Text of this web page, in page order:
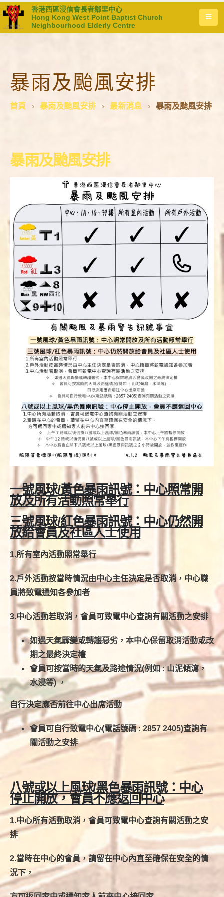
香港西區浸信會長者鄰里中心
Hong Kong West Point Baptist Church
Neighbourhood Elderly Centre
暴雨及颱風安排
首頁 暴雨及颱風安排 最新消息 暴雨及颱風安排
暴雨及颱風安排
一號風球/黃色暴雨訊號：中心照常開
放及所有活動照常舉行
三號風球/紅色暴雨訊號：中心仍然開
放給會員及社區人士使用
1.所有室內活動照常舉行
2.戶外活動按當時情況由中心主任決定是否取消，中心職
員將致電通知各參加者
3.中心活動若取消，會員可致電中心查詢有關活動之安排
如遇天氣驟變或轉趨惡劣，本中心保留取消活動或改
期之最終決定權
會員可按當時的天氣及路途情況(例如 : 山泥傾瀉，
水浸等) ，
自行決定應否前往中心出席活動
會員可自行致電中心(電話號碼 : 2857 2405)查詢有
關活動之安排
八號或以上風球/黑色暴雨訊號：中心
停止開放，會員不應返回中心
1.中心所有活動取消，會員可致電中心查詢有關活動之安
排
2.當時在中心的會員，請留在中心內直至確保在安全的情
況下，